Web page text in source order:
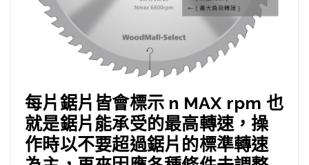
每片鋸片皆會標示 n MAX rpm 也
就是鋸片能承受的最高轉速，操
作時以不要超過鋸片的標準轉速